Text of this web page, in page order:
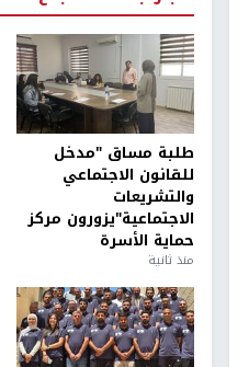
طلبة مساق "مدخل
للقانون الاجتماعي
والتشريعات
الاجتماعية"يزورون مركز
حماية الأسرة
منذ ثانية